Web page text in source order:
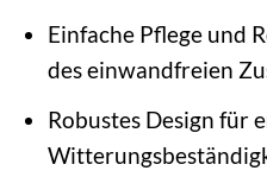
Einfache Pflege und
des einwandfreien
Robustes Design für